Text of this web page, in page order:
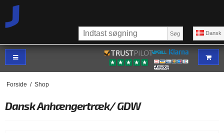
Dansk
Søg
Forside / Shop
Dansk Anhængertræk/ GDW